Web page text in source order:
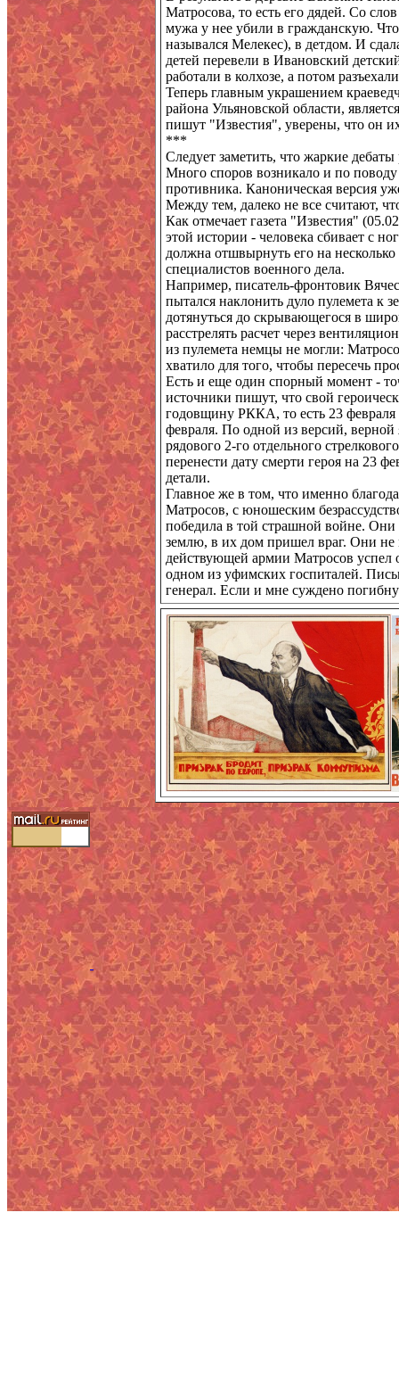
Матросова, то есть его дядей. Со
мужа у нее убили в гражданскую.
назывался Мелекес), в детдом. И
детей перевели в Ивановский
работали в колхозе, а потом
Теперь главным украшением
района Ульяновской области,
пишут "Известия", уверены, что он
***
Следует заметить, что жаркие
Много споров возникало и по поводу
противника. Каноническая версия
Между тем, далеко не все считают,
Как отмечает газета "Известия"
этой истории - человека сбивает с
должна отшвырнуть его на
специалистов военного дела.
Например, писатель-фронтовик
пытался наклонить дуло пулемета к
дотянуться до скрывающегося в
расстрелять расчет через
из пулемета немцы не могли:
хватило для того, чтобы пересечь
Есть и еще один спорный момент -
источники пишут, что свой
годовщину РККА, то есть 23
февраля. По одной из версий, верной
рядового 2-го отдельного
перенести дату смерти героя на 23
детали.
Главное же в том, что именно
Матросов, с юношеским
победила в той страшной войне. Они
землю, в их дом пришел враг. Они не
действующей армии Матросов успел
одном из уфимских госпиталей.
генерал. Если и мне суждено